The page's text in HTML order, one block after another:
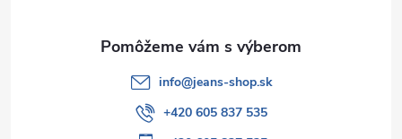
info@jeans-shop.sk
+420 605 837 535